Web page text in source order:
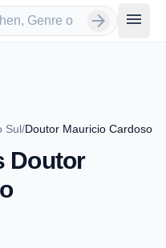
arrow_forward menu
Sul/Doutor Mauricio Cardoso
Doutor